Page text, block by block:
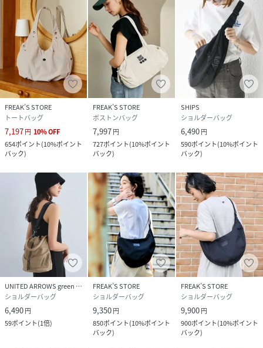
振り、足元をグルカサンダルで外すと、荷物が多い日のお出
かけも一気に都会的に仕上がって◎。
---
※商品の色味は、商品詳細画像をご確認ください。
※掲載画像の商品の色味は、屋外や屋内の光の照射や角度に
より実物と色味が異なる場合がございます。また表示のサイ
ズ感と実物は若干異なる場合もございますので、予めご了承
ください。
テンションタグを必ずご確認下さい。
性別タイプ ユニセックス
原産国 中国
素材 ナイロン
サイズ ONE SIZE
品番
PD1430_3269375300004
3269375300004-03-99 PD1430)
FREAK’S STORE
トートバッグ
7,197円 10%OFF
654ポイント(10%ポイント
バック)
FREAK’S STORE
ボストンバッグ
7,997円
727ポイント(10%ポイント
バック)
SHIPS
ショルダーバッグ
6,490円
590ポイント(10%ポイント
バック)
UNITED ARROWS green label relaxing
ショルダーバッグ
6,490円
59ポイント(1倍)
FREAK’S STORE
ショルダーバッグ
9,350円
850ポイント(10%ポイント
バック)
FREAK’S STORE
ショルダーバッグ
9,900円
900ポイント(10%ポイント
バック)